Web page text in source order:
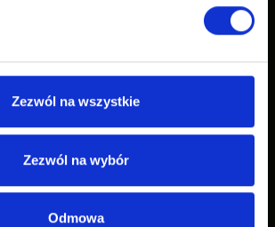
Zezwól na wszystkie
Zezwól na wybór
Odmowa